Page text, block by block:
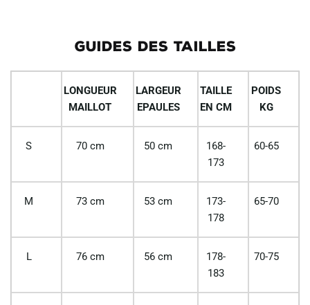
GUIDES DES TAILLES
LONGUEUR
MAILLOT
LARGEUR
EPAULES
TAILLE
EN CM
POIDS
KG
S 70 cm 50 cm
168-
173
60-65
M 73 cm 53 cm
173-
178
65-70
L 76 cm 56 cm
178-
183
70-75